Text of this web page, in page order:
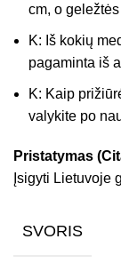
cm, o
K: Iš kokių
pagaminta iš
K: Kaip
valykite po
Pristatymas
Įsigyti Lietuvoje
SVORIS